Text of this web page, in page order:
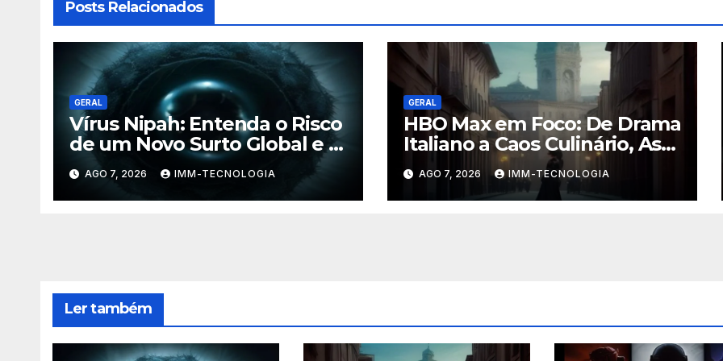
Posts Relacionados
GERAL
Vírus Nipah: Entenda o Risco
de um Novo Surto Global e a
Preocupação dos
Especialistas
AGO 7, 2026 IMM-TECNOLOGIA
GERAL
HBO Max em Foco: De Drama
Italiano a Caos Culinário, As
Novidades Imperdíveis da
Semana (16 a 22 de
Fevereiro)
AGO 7, 2026 IMM-TECNOLOGIA
Ler também